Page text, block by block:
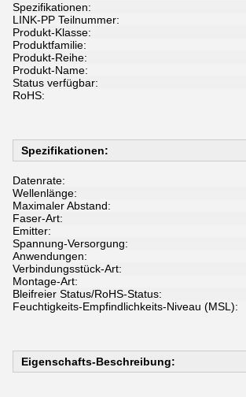
Spezifikationen:
LINK-PP Teilnummer:
Produkt-Klasse:
Produktfamilie:
Produkt-Reihe:
Produkt-Name:
Status verfügbar:
RoHS:
Spezifikationen:
Datenrate:
Wellenlänge:
Maximaler Abstand:
Faser-Art:
Emitter:
Spannung-Versorgung:
Anwendungen:
Verbindungsstück-Art:
Montage-Art:
Bleifreier Status/RoHS-Status:
Feuchtigkeits-Empfindlichkeits-Niveau (MSL):
Eigenschafts-Beschreibung: